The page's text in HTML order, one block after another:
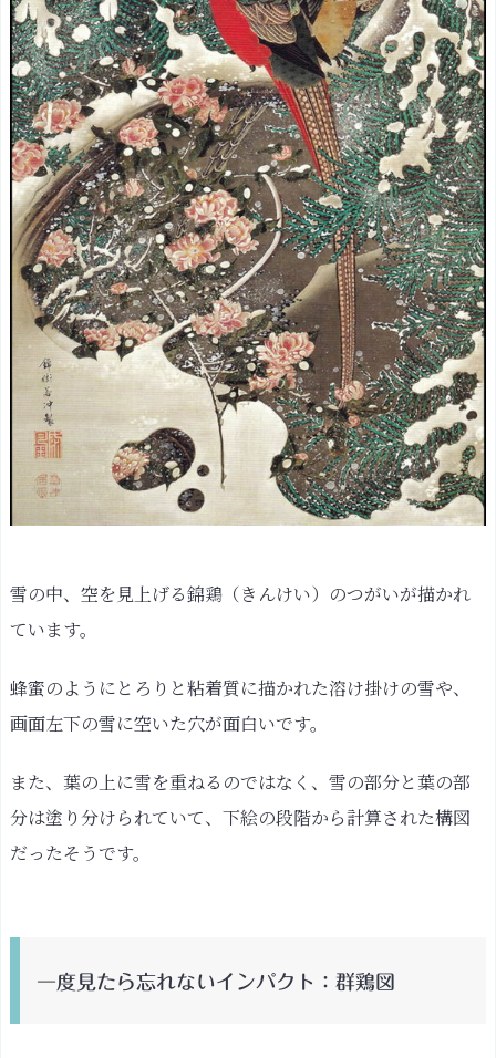
雪の中、空を見上げる錦鶏（きんけい）のつがいが描かれ
ています。
蜂蜜のようにとろりと粘着質に描かれた溶け掛けの雪や、
画面左下の雪に空いた穴が面白いです。
また、葉の上に雪を重ねるのではなく、雪の部分と葉の部
分は塗り分けられていて、下絵の段階から計算された構図
だったそうです。
一度見たら忘れないインパクト：群鶏図